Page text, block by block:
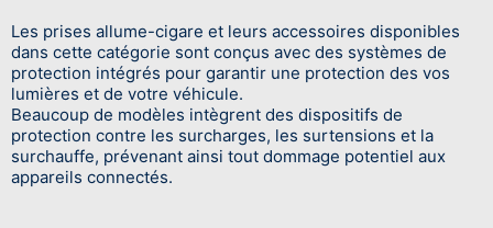
Les prises allume-cigare et leurs accessoires disponibles
dans cette catégorie sont conçus avec des systèmes de
protection intégrés pour garantir une protection des vos
lumières et de votre véhicule.
Beaucoup de modèles intègrent des dispositifs de
protection contre les surcharges, les surtensions et la
surchauffe, prévenant ainsi tout dommage potentiel aux
appareils connectés.